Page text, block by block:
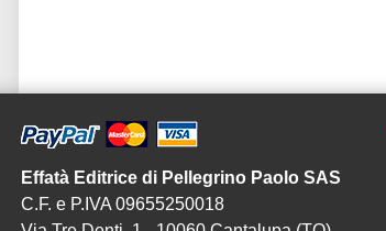
Effatà Editrice di Pellegrino Paolo SAS
C.F. e P.IVA 09655250018